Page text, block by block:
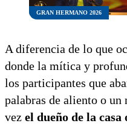
GRAN HERMANO 2026
A diferencia de lo que
donde la mítica y
los participantes que
palabras de aliento o un
vez el dueño de la